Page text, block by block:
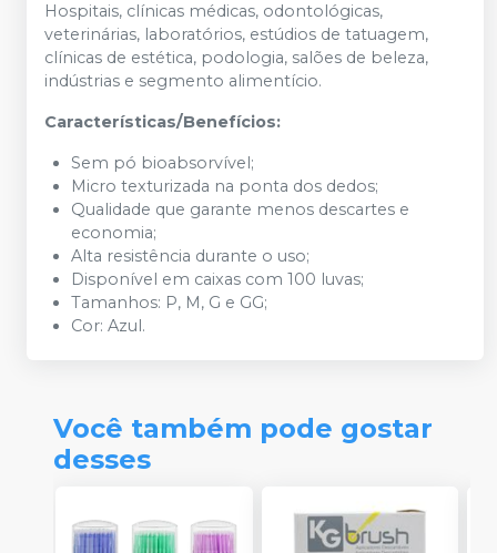
Hospitais, clínicas médicas, odontológicas,
veterinárias, laboratórios, estúdios de tatuagem,
clínicas de estética, podologia, salões de beleza,
indústrias e segmento alimentício.
Características/Benefícios:
Sem pó bioabsorvível;
Micro texturizada na ponta dos dedos;
Qualidade que garante menos descartes e
economia;
Alta resistência durante o uso;
Disponível em caixas com 100 luvas;
Tamanhos: P, M, G e GG;
Cor: Azul.
Você também pode gostar
desses